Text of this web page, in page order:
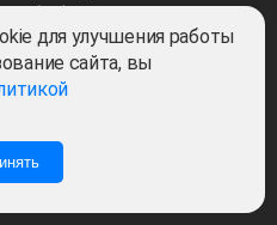
adv@arbat.media
Собственник — ТОО «ARBAT MEDIA
от 11.02.2022
для улучшения работы
сайта, вы